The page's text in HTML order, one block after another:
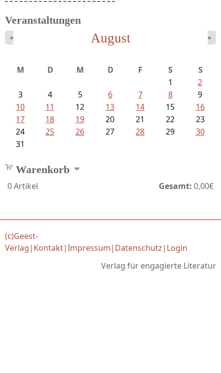
Veranstaltungen
August
« »
M D M D F S
S
1
2
3
4 5 6 7 8
9
10
11 12 13 14 15
16
17
18 19 20 21 22
23
24
25 26 27 28 29
30
31
Warenkorb
0Artikel Gesamt: 0,00€
(c)Geest-
Verlag| Kontakt|Impressum| Datenschutz| Login
Verlag für engagierte Literatur